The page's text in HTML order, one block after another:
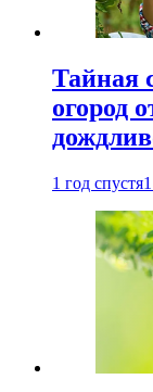
Тайная
огород
1 год спустя